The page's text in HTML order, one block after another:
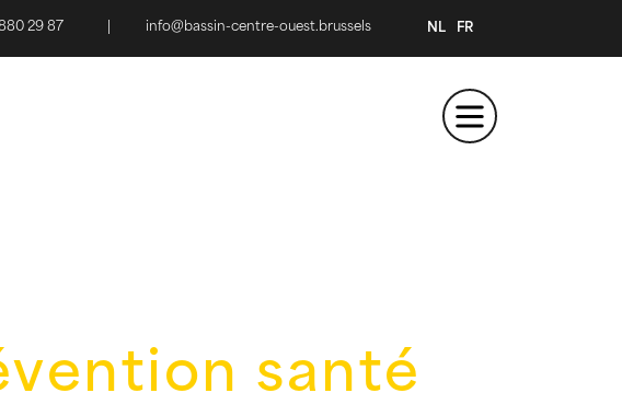
29 87 info@bassin-centre-ouest.brussels NL FR
santé